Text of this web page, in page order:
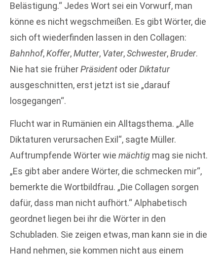
Belästigung.“ Jedes Wort sei ein Vorwurf, man
könne es nicht wegschmeißen. Es gibt Wörter, die
sich oft wiederfinden lassen in den Collagen:
Bahnhof,Koffer,Mutter, Vater,Schwester,Bruder.
Nie hat sie früherPräsident oderDiktatur
ausgeschnitten, erst jetzt ist sie „darauf
losgegangen“.
Flucht war in Rumänien ein Alltagsthema. „Alle
Diktaturen verursachen Exil“, sagte Müller.
Auftrumpfende Wörter wie mächtig mag sie nicht.
„Es gibt aber andere Wörter, die schmecken mir“,
bemerkte die Wortbildfrau. „Die Collagen sorgen
dafür, dass man nicht aufhört.“ Alphabetisch
geordnet liegen bei ihr die Wörter in den
Schubladen. Sie zeigen etwas, man kann sie in die
Hand nehmen, sie kommen nicht aus einem